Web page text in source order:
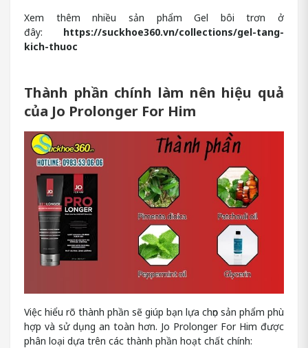
Xem thêm nhiều sản phẩm Gel bôi trơn ở
đây: https://suckhoe360.vn/collections/gel-tang-
kich-thuoc
Thành phần chính làm nên hiệu quả
của Jo Prolonger For Him
Việc hiểu rõ thành phần sẽ giúp bạn lựa chọn sản phẩm phù
hợp và sử dụng an toàn hơn. Jo Prolonger For Him được
phân loại dựa trên các thành phần hoạt chất chính: